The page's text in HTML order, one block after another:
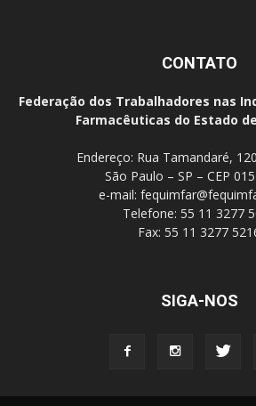
CONTATO
Federação dos Trabalhadores nas
Farmacêuticas do Estado
Endereço: Rua Tamandaré,
São Paulo – SP – CEP
e-mail:
Telefone: 55 11 3277
Fax: 55 11 3277
SIGA-NOS